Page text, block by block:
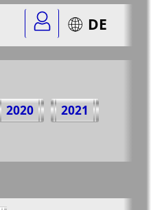
DE
2020
2021